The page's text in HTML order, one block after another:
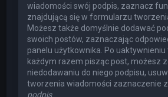
wiadomości swój podpis, zaznacz
znajdującą się w formularzu
Możesz także domyślnie dodawać
swoich postów, zaznaczając
panelu użytkownika. Po uaktywnieniu
każdym razem pisząc post, możesz
niedodawaniu do niego podpisu,
tworzenia wiadomości zaznaczenie
podpis.